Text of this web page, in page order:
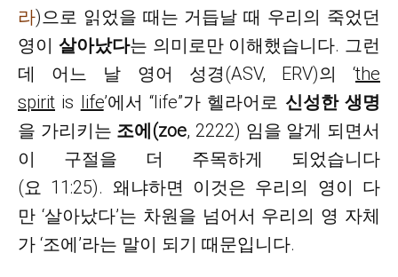
라)으로 읽었을 때는 거듭날 때 우리의 죽었던
영이 살아났다는 의미로만 이해했습니다. 그런
데 어느 날 영어 성경(ASV, ERV)의 ‘the
spirit is life’에서 “life”가 헬라어로 신성한 생명
을 가리키는 조에(zoe, 2222) 임을 알게 되면서
이 구절을 더 주목하게 되었습니다
(요 11:25). 왜냐하면 이것은 우리의 영이 다
만 ‘살아났다’는 차원을 넘어서 우리의 영 자체
가 ‘조에’라는 말이 되기 때문입니다.